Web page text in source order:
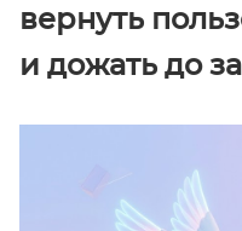
вернуть
и дожать до